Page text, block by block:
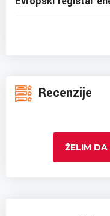
Recenzije
ŽELIM DA